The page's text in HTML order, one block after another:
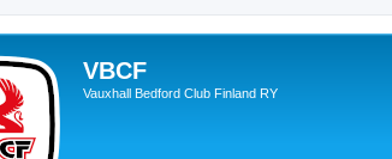
VBCF
Vauxhall Bedford Club Finland RY